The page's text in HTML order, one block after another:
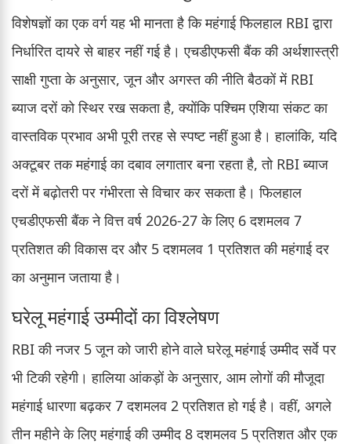
विशेषज्ञों का एक वर्ग यह भी मानता है कि महंगाई फिलहाल RBI द्वारा
निर्धारित दायरे से बाहर नहीं गई है। एचडीएफसी बैंक की अर्थशास्त्री
साक्षी गुप्ता के अनुसार, जून और अगस्त की नीति बैठकों में RBI
ब्याज दरों को स्थिर रख सकता है, क्योंकि पश्चिम एशिया संकट का
वास्तविक प्रभाव अभी पूरी तरह से स्पष्ट नहीं हुआ है। हालांकि, यदि
अक्टूबर तक महंगाई का दबाव लगातार बना रहता है, तो RBI ब्याज
दरों में बढ़ोतरी पर गंभीरता से विचार कर सकता है। फिलहाल
एचडीएफसी बैंक ने वित्त वर्ष 2026-27 के लिए 6 दशमलव 7
प्रतिशत की विकास दर और 5 दशमलव 1 प्रतिशत की महंगाई दर
का अनुमान जताया है।
घरेलू महंगाई उम्मीदों का विश्लेषण
RBI की नजर 5 जून को जारी होने वाले घरेलू महंगाई उम्मीद सर्वे पर
भी टिकी रहेगी। हालिया आंकड़ों के अनुसार, आम लोगों की मौजूदा
महंगाई धारणा बढ़कर 7 दशमलव 2 प्रतिशत हो गई है। वहीं, अगले
तीन महीने के लिए महंगाई की उम्मीद 8 दशमलव 5 प्रतिशत और एक